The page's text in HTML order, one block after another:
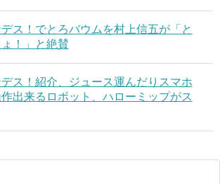
ス！でとろバウムを村上信五が「と
！」と絶賛
デス！紹介、ジュース運んだりスマホ
出来るロボット、ハローミップがス